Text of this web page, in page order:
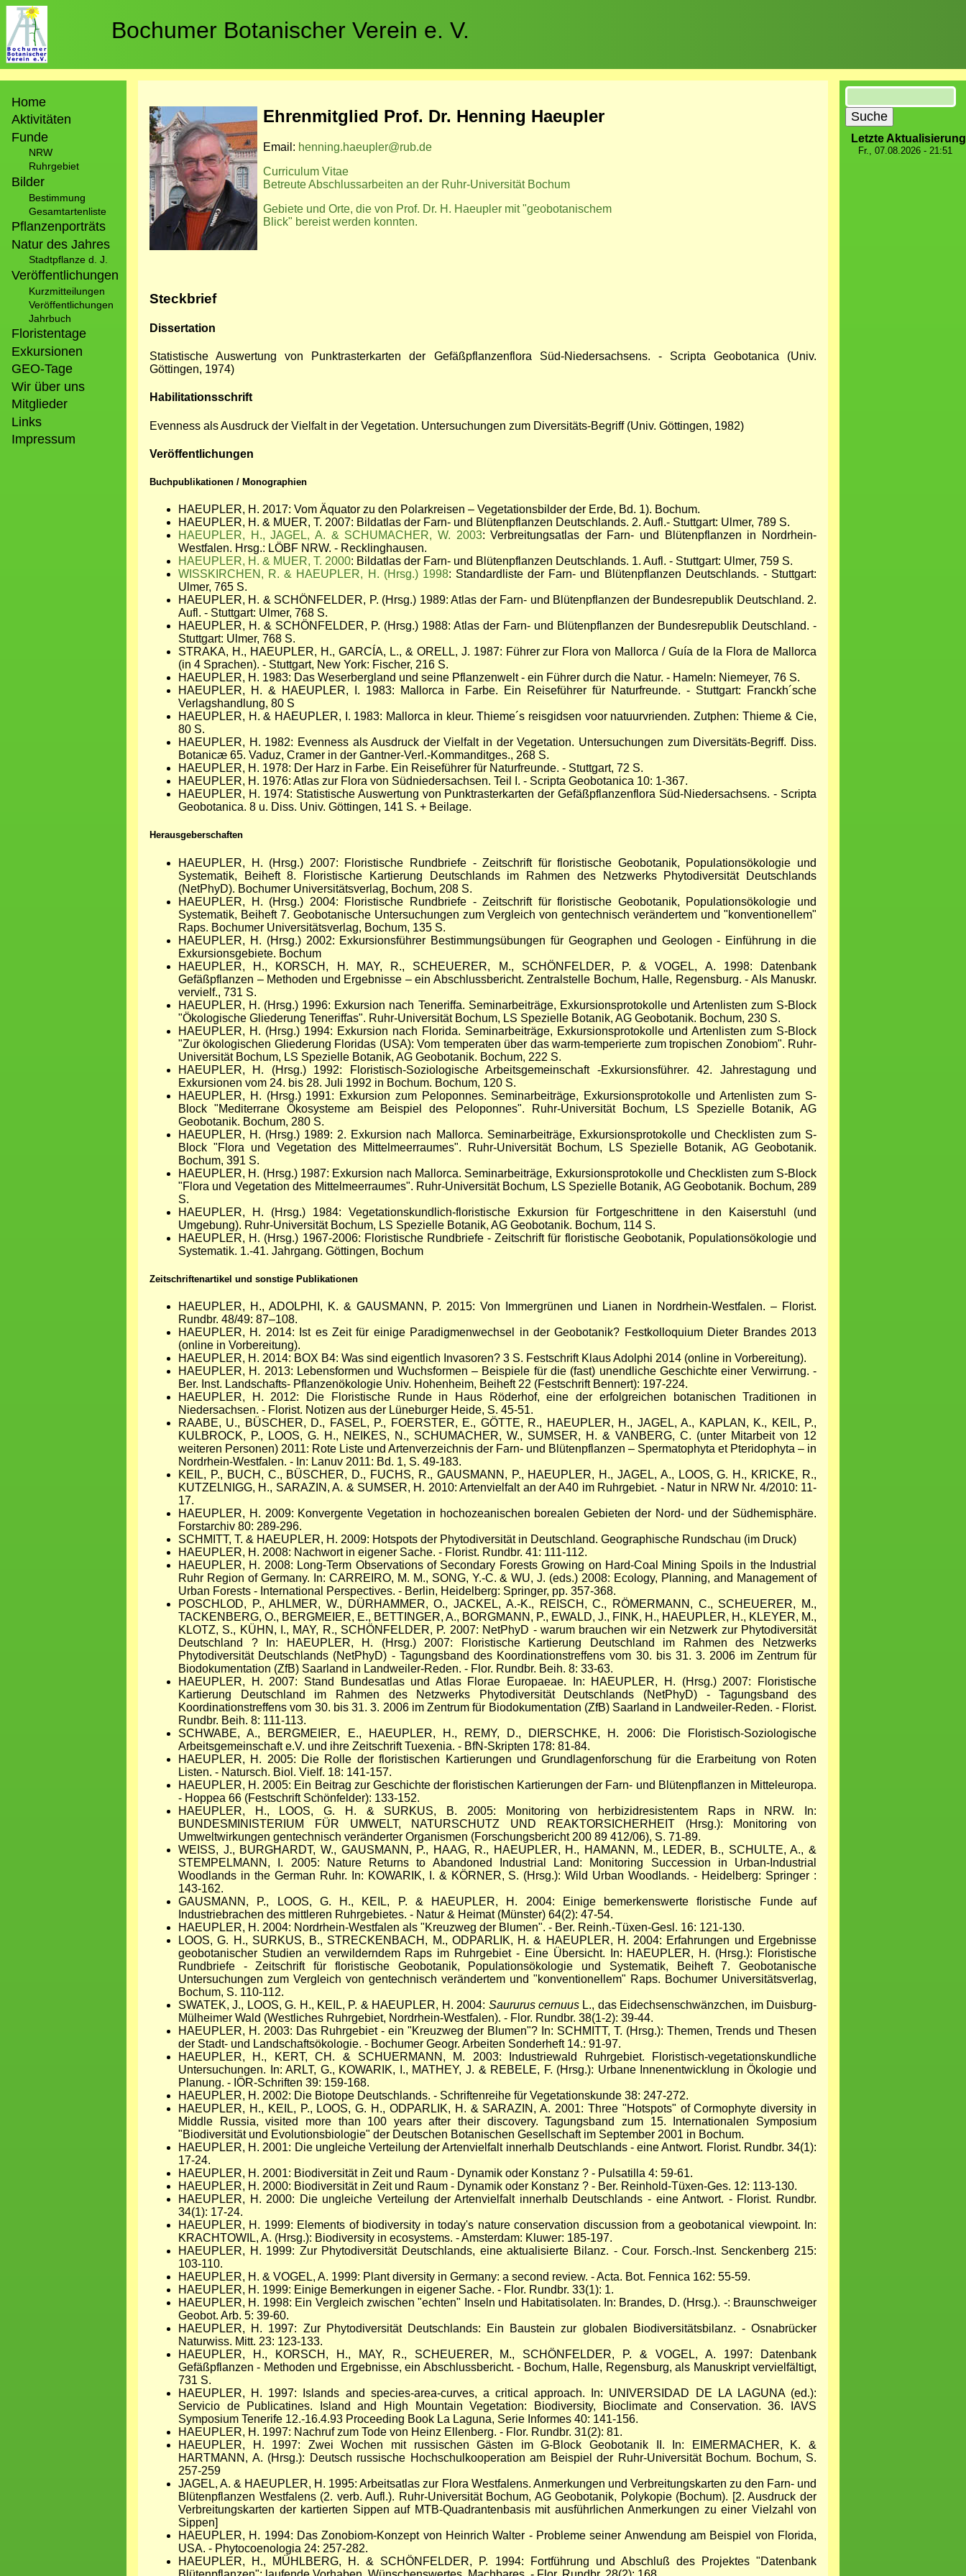
Direkt
zum
Inhalt
Bochumer Botanischer Verein e. V.
Home
Aktivitäten
Funde
NRW
Ruhrgebiet
Bilder
Bestimmung
Gesamtartenliste
Pflanzenporträts
Natur des Jahres
Stadtpflanze d. J.
Veröffentlichungen
Kurzmitteilungen
Veröffentlichungen
Jahrbuch
Floristentage
Exkursionen
GEO-Tage
Wir über uns
Mitglieder
Links
Impressum
Bild Ehrenmitglied Prof. Dr. Henning Haeupler
Email: henning.haeupler@rub.de
Curriculum Vitae
Betreute Abschlussarbeiten an der Ruhr-Universität Bochum
Gebiete und Orte, die von Prof. Dr. H. Haeupler mit "geobotanischem
Blick" bereist werden konnten.
Steckbrief
Dissertation
Statistische Auswertung von Punktrasterkarten der Gefäßpflanzenflora Süd-Niedersachsens. - Scripta Geobotanica (Univ.
Göttingen, 1974)
Habilitationsschrift
Evenness als Ausdruck der Vielfalt in der Vegetation. Untersuchungen zum Diversitäts-Begriff (Univ. Göttingen, 1982)
Veröffentlichungen
Buchpublikationen / Monographien
HAEUPLER, H. 2017: Vom Äquator zu den Polarkreisen – Vegetationsbilder der Erde, Bd. 1). Bochum.
HAEUPLER, H. & MUER, T. 2007: Bildatlas der Farn- und Blütenpflanzen Deutschlands. 2. Aufl.- Stuttgart: Ulmer, 789 S.
HAEUPLER, H., JAGEL, A. & SCHUMACHER, W. 2003: Verbreitungsatlas der Farn- und Blütenpflanzen in Nordrhein-
Westfalen. Hrsg.: LÖBF NRW. - Recklinghausen.
HAEUPLER, H. & MUER, T. 2000: Bildatlas der Farn- und Blütenpflanzen Deutschlands. 1. Aufl. - Stuttgart: Ulmer, 759 S.
WISSKIRCHEN, R. & HAEUPLER, H. (Hrsg.) 1998: Standardliste der Farn- und Blütenpflanzen Deutschlands. - Stuttgart:
Ulmer, 765 S.
HAEUPLER, H. & SCHÖNFELDER, P. (Hrsg.) 1989: Atlas der Farn- und Blütenpflanzen der Bundesrepublik Deutschland. 2.
Aufl. - Stuttgart: Ulmer, 768 S.
HAEUPLER, H. & SCHÖNFELDER, P. (Hrsg.) 1988: Atlas der Farn- und Blütenpflanzen der Bundesrepublik Deutschland. -
Stuttgart: Ulmer, 768 S.
STRAKA, H., HAEUPLER, H., GARCÍA, L., & ORELL, J. 1987: Führer zur Flora von Mallorca / Guía de la Flora de Mallorca
(in 4 Sprachen). - Stuttgart, New York: Fischer, 216 S.
HAEUPLER, H. 1983: Das Weserbergland und seine Pflanzenwelt - ein Führer durch die Natur. - Hameln: Niemeyer, 76 S.
HAEUPLER, H. & HAEUPLER, I. 1983: Mallorca in Farbe. Ein Reiseführer für Naturfreunde. - Stuttgart: Franckh´sche
Verlagshandlung, 80 S
HAEUPLER, H. & HAEUPLER, I. 1983: Mallorca in kleur. Thieme´s reisgidsen voor natuurvrienden. Zutphen: Thieme & Cie,
80 S.
HAEUPLER, H. 1982: Evenness als Ausdruck der Vielfalt in der Vegetation. Untersuchungen zum Diversitäts-Begriff. Diss.
Botanicæ 65. Vaduz, Cramer in der Gantner-Verl.-Kommanditges., 268 S.
HAEUPLER, H. 1978: Der Harz in Farbe. Ein Reiseführer für Naturfreunde. - Stuttgart, 72 S.
HAEUPLER, H. 1976: Atlas zur Flora von Südniedersachsen. Teil I. - Scripta Geobotanica 10: 1-367.
HAEUPLER, H. 1974: Statistische Auswertung von Punktrasterkarten der Gefäßpflanzenflora Süd-Niedersachsens. - Scripta
Geobotanica. 8 u. Diss. Univ. Göttingen, 141 S. + Beilage.
Herausgeberschaften
HAEUPLER, H. (Hrsg.) 2007: Floristische Rundbriefe - Zeitschrift für floristische Geobotanik, Populationsökologie und
Systematik, Beiheft 8. Floristische Kartierung Deutschlands im Rahmen des Netzwerks Phytodiversität Deutschlands
(NetPhyD). Bochumer Universitätsverlag, Bochum, 208 S.
HAEUPLER, H. (Hrsg.) 2004: Floristische Rundbriefe - Zeitschrift für floristische Geobotanik, Populationsökologie und
Systematik, Beiheft 7. Geobotanische Untersuchungen zum Vergleich von gentechnisch verändertem und "konventionellem"
Raps. Bochumer Universitätsverlag, Bochum, 135 S.
HAEUPLER, H. (Hrsg.) 2002: Exkursionsführer Bestimmungsübungen für Geographen und Geologen - Einführung in die
Exkursionsgebiete. Bochum
HAEUPLER, H., KORSCH, H. MAY, R., SCHEUERER, M., SCHÖNFELDER, P. & VOGEL, A. 1998: Datenbank
Gefäßpflanzen – Methoden und Ergebnisse – ein Abschlussbericht. Zentralstelle Bochum, Halle, Regensburg. - Als Manuskr.
vervielf., 731 S.
HAEUPLER, H. (Hrsg.) 1996: Exkursion nach Teneriffa. Seminarbeiträge, Exkursionsprotokolle und Artenlisten zum S-Block
"Ökologische Gliederung Teneriffas". Ruhr-Universität Bochum, LS Spezielle Botanik, AG Geobotanik. Bochum, 230 S.
HAEUPLER, H. (Hrsg.) 1994: Exkursion nach Florida. Seminarbeiträge, Exkursionsprotokolle und Artenlisten zum S-Block
"Zur ökologischen Gliederung Floridas (USA): Vom temperaten über das warm-temperierte zum tropischen Zonobiom". Ruhr-
Universität Bochum, LS Spezielle Botanik, AG Geobotanik. Bochum, 222 S.
HAEUPLER, H. (Hrsg.) 1992: Floristisch-Soziologische Arbeitsgemeinschaft -Exkursionsführer. 42. Jahrestagung und
Exkursionen vom 24. bis 28. Juli 1992 in Bochum. Bochum, 120 S.
HAEUPLER, H. (Hrsg.) 1991: Exkursion zum Peloponnes. Seminarbeiträge, Exkursionsprotokolle und Artenlisten zum S-
Block "Mediterrane Ökosysteme am Beispiel des Peloponnes". Ruhr-Universität Bochum, LS Spezielle Botanik, AG
Geobotanik. Bochum, 280 S.
HAEUPLER, H. (Hrsg.) 1989: 2. Exkursion nach Mallorca. Seminarbeiträge, Exkursionsprotokolle und Checklisten zum S-
Block "Flora und Vegetation des Mittelmeerraumes". Ruhr-Universität Bochum, LS Spezielle Botanik, AG Geobotanik.
Bochum, 391 S.
HAEUPLER, H. (Hrsg.) 1987: Exkursion nach Mallorca. Seminarbeiträge, Exkursionsprotokolle und Checklisten zum S-Block
"Flora und Vegetation des Mittelmeerraumes". Ruhr-Universität Bochum, LS Spezielle Botanik, AG Geobotanik. Bochum, 289
S.
HAEUPLER, H. (Hrsg.) 1984: Vegetationskundlich-floristische Exkursion für Fortgeschrittene in den Kaiserstuhl (und
Umgebung). Ruhr-Universität Bochum, LS Spezielle Botanik, AG Geobotanik. Bochum, 114 S.
HAEUPLER, H. (Hrsg.) 1967-2006: Floristische Rundbriefe - Zeitschrift für floristische Geobotanik, Populationsökologie und
Systematik. 1.-41. Jahrgang. Göttingen, Bochum
Zeitschriftenartikel und sonstige Publikationen
HAEUPLER, H., ADOLPHI, K. & GAUSMANN, P. 2015: Von Immergrünen und Lianen in Nordrhein-Westfalen. – Florist.
Rundbr. 48/49: 87–108.
HAEUPLER, H. 2014: Ist es Zeit für einige Paradigmenwechsel in der Geobotanik? Festkolloquium Dieter Brandes 2013
(online in Vorbereitung).
HAEUPLER, H. 2014: BOX B4: Was sind eigentlich Invasoren? 3 S. Festschrift Klaus Adolphi 2014 (online in Vorbereitung).
HAEUPLER, H. 2013: Lebensformen und Wuchsformen – Beispiele für die (fast) unendliche Geschichte einer Verwirrung. -
Ber. Inst. Landschafts- Pflanzenökologie Univ. Hohenheim, Beiheft 22 (Festschrift Bennert): 197-224.
HAEUPLER, H. 2012: Die Floristische Runde in Haus Röderhof, eine der erfolgreichen botanischen Traditionen in
Niedersachsen. - Florist. Notizen aus der Lüneburger Heide, S. 45-51.
RAABE, U., BÜSCHER, D., FASEL, P., FOERSTER, E., GÖTTE, R., HAEUPLER, H., JAGEL, A., KAPLAN, K., KEIL, P.,
KULBROCK, P., LOOS, G. H., NEIKES, N., SCHUMACHER, W., SUMSER, H. & VANBERG, C. (unter Mitarbeit von 12
weiteren Personen) 2011: Rote Liste und Artenverzeichnis der Farn- und Blütenpflanzen – Spermatophyta et Pteridophyta – in
Nordrhein-Westfalen. - In: Lanuv 2011: Bd. 1, S. 49-183.
KEIL, P., BUCH, C., BÜSCHER, D., FUCHS, R., GAUSMANN, P., HAEUPLER, H., JAGEL, A., LOOS, G. H., KRICKE, R.,
KUTZELNIGG, H., SARAZIN, A. & SUMSER, H. 2010: Artenvielfalt an der A40 im Ruhrgebiet. - Natur in NRW Nr. 4/2010: 11-
17.
HAEUPLER, H. 2009: Konvergente Vegetation in hochozeanischen borealen Gebieten der Nord- und der Südhemisphäre.
Forstarchiv 80: 289-296.
SCHMITT, T. & HAEUPLER, H. 2009: Hotspots der Phytodiversität in Deutschland. Geographische Rundschau (im Druck)
HAEUPLER, H. 2008: Nachwort in eigener Sache. - Florist. Rundbr. 41: 111-112.
HAEUPLER, H. 2008: Long-Term Observations of Secondary Forests Growing on Hard-Coal Mining Spoils in the Industrial
Ruhr Region of Germany. In: CARREIRO, M. M., SONG, Y.-C. & WU, J. (eds.) 2008: Ecology, Planning, and Management of
Urban Forests - International Perspectives. - Berlin, Heidelberg: Springer, pp. 357-368.
POSCHLOD, P., AHLMER, W., DÜRHAMMER, O., JACKEL, A.-K., REISCH, C., RÖMERMANN, C., SCHEUERER, M.,
TACKENBERG, O., BERGMEIER, E., BETTINGER, A., BORGMANN, P., EWALD, J., FINK, H., HAEUPLER, H., KLEYER, M.,
KLOTZ, S., KÜHN, I., MAY, R., SCHÖNFELDER, P. 2007: NetPhyD - warum brauchen wir ein Netzwerk zur Phytodiversität
Deutschland ? In: HAEUPLER, H. (Hrsg.) 2007: Floristische Kartierung Deutschland im Rahmen des Netzwerks
Phytodiversität Deutschlands (NetPhyD) - Tagungsband des Koordinationstreffens vom 30. bis 31. 3. 2006 im Zentrum für
Biodokumentation (ZfB) Saarland in Landweiler-Reden. - Flor. Rundbr. Beih. 8: 33-63.
HAEUPLER, H. 2007: Stand Bundesatlas und Atlas Florae Europaeae. In: HAEUPLER, H. (Hrsg.) 2007: Floristische
Kartierung Deutschland im Rahmen des Netzwerks Phytodiversität Deutschlands (NetPhyD) - Tagungsband des
Koordinationstreffens vom 30. bis 31. 3. 2006 im Zentrum für Biodokumentation (ZfB) Saarland in Landweiler-Reden. - Florist.
Rundbr. Beih. 8: 111-113.
SCHWABE, A., BERGMEIER, E., HAEUPLER, H., REMY, D., DIERSCHKE, H. 2006: Die Floristisch-Soziologische
Arbeitsgemeinschaft e.V. und ihre Zeitschrift Tuexenia. - BfN-Skripten 178: 81-84.
HAEUPLER, H. 2005: Die Rolle der floristischen Kartierungen und Grundlagenforschung für die Erarbeitung von Roten
Listen. - Natursch. Biol. Vielf. 18: 141-157.
HAEUPLER, H. 2005: Ein Beitrag zur Geschichte der floristischen Kartierungen der Farn- und Blütenpflanzen in Mitteleuropa.
- Hoppea 66 (Festschrift Schönfelder): 133-152.
HAEUPLER, H., LOOS, G. H. & SURKUS, B. 2005: Monitoring von herbizidresistentem Raps in NRW. In:
BUNDESMINISTERIUM FÜR UMWELT, NATURSCHUTZ UND REAKTORSICHERHEIT (Hrsg.): Monitoring von
Umweltwirkungen gentechnisch veränderter Organismen (Forschungsbericht 200 89 412/06), S. 71-89.
WEISS, J., BURGHARDT, W., GAUSMANN, P., HAAG, R., HAEUPLER, H., HAMANN, M., LEDER, B., SCHULTE, A., &
STEMPELMANN, I. 2005: Nature Returns to Abandoned Industrial Land: Monitoring Succession in Urban-Industrial
Woodlands in the German Ruhr. In: KOWARIK, I. & KÖRNER, S. (Hrsg.): Wild Urban Woodlands. - Heidelberg: Springer :
143-162.
GAUSMANN, P., LOOS, G. H., KEIL, P. & HAEUPLER, H. 2004: Einige bemerkenswerte floristische Funde auf
Industriebrachen des mittleren Ruhrgebietes. - Natur & Heimat (Münster) 64(2): 47-54.
HAEUPLER, H. 2004: Nordrhein-Westfalen als "Kreuzweg der Blumen". - Ber. Reinh.-Tüxen-Gesl. 16: 121-130.
LOOS, G. H., SURKUS, B., STRECKENBACH, M., ODPARLIK, H. & HAEUPLER, H. 2004: Erfahrungen und Ergebnisse
geobotanischer Studien an verwilderndem Raps im Ruhrgebiet - Eine Übersicht. In: HAEUPLER, H. (Hrsg.): Floristische
Rundbriefe - Zeitschrift für floristische Geobotanik, Populationsökologie und Systematik, Beiheft 7. Geobotanische
Untersuchungen zum Vergleich von gentechnisch verändertem und "konventionellem" Raps. Bochumer Universitätsverlag,
Bochum, S. 110-112.
SWATEK, J., LOOS, G. H., KEIL, P. & HAEUPLER, H. 2004: Saururus cernuus L., das Eidechsenschwänzchen, im Duisburg-
Mülheimer Wald (Westliches Ruhrgebiet, Nordrhein-Westfalen). - Flor. Rundbr. 38(1-2): 39-44.
HAEUPLER, H. 2003: Das Ruhrgebiet - ein "Kreuzweg der Blumen"? In: SCHMITT, T. (Hrsg.): Themen, Trends und Thesen
der Stadt- und Landschaftsökologie. - Bochumer Geogr. Arbeiten Sonderheft 14.: 91-97.
HAEUPLER, H., KERT, CH. & SCHUERMANN, M. 2003: Industriewald Ruhrgebiet. Floristisch-vegetationskundliche
Untersuchungen. In: ARLT, G., KOWARIK, I., MATHEY, J. & REBELE, F. (Hrsg.): Urbane Innenentwicklung in Ökologie und
Planung. - IÖR-Schriften 39: 159-168.
HAEUPLER, H. 2002: Die Biotope Deutschlands. - Schriftenreihe für Vegetationskunde 38: 247-272.
HAEUPLER, H., KEIL, P., LOOS, G. H., ODPARLIK, H. & SARAZIN, A. 2001: Three "Hotspots" of Cormophyte diversity in
Middle Russia, visited more than 100 years after their discovery. Tagungsband zum 15. Internationalen Symposium
"Biodiversität und Evolutionsbiologie" der Deutschen Botanischen Gesellschaft im September 2001 in Bochum.
HAEUPLER, H. 2001: Die ungleiche Verteilung der Artenvielfalt innerhalb Deutschlands - eine Antwort. Florist. Rundbr. 34(1):
17-24.
HAEUPLER, H. 2001: Biodiversität in Zeit und Raum - Dynamik oder Konstanz ? - Pulsatilla 4: 59-61.
HAEUPLER, H. 2000: Biodiversität in Zeit und Raum - Dynamik oder Konstanz ? - Ber. Reinhold-Tüxen-Ges. 12: 113-130.
HAEUPLER, H. 2000: Die ungleiche Verteilung der Artenvielfalt innerhalb Deutschlands - eine Antwort. - Florist. Rundbr.
34(1): 17-24.
HAEUPLER, H. 1999: Elements of biodiversity in today's nature conservation discussion from a geobotanical viewpoint. In:
KRACHTOWIL, A. (Hrsg.): Biodiversity in ecosystems. - Amsterdam: Kluwer: 185-197.
HAEUPLER, H. 1999: Zur Phytodiversität Deutschlands, eine aktualisierte Bilanz. - Cour. Forsch.-Inst. Senckenberg 215:
103-110.
HAEUPLER, H. & VOGEL, A. 1999: Plant diversity in Germany: a second review. - Acta. Bot. Fennica 162: 55-59.
HAEUPLER, H. 1999: Einige Bemerkungen in eigener Sache. - Flor. Rundbr. 33(1): 1.
HAEUPLER, H. 1998: Ein Vergleich zwischen "echten" Inseln und Habitatisolaten. In: Brandes, D. (Hrsg.). -: Braunschweiger
Geobot. Arb. 5: 39-60.
HAEUPLER, H. 1997: Zur Phytodiversität Deutschlands: Ein Baustein zur globalen Biodiversitätsbilanz. - Osnabrücker
Naturwiss. Mitt. 23: 123-133.
HAEUPLER, H., KORSCH, H., MAY, R., SCHEUERER, M., SCHÖNFELDER, P. & VOGEL, A. 1997: Datenbank
Gefäßpflanzen - Methoden und Ergebnisse, ein Abschlussbericht. - Bochum, Halle, Regensburg, als Manuskript vervielfältigt,
731 S.
HAEUPLER, H. 1997: Islands and species-area-curves, a critical approach. In: UNIVERSIDAD DE LA LAGUNA (ed.):
Servicio de Publicatines. Island and High Mountain Vegetation: Biodiversity, Bioclimate and Conservation. 36. IAVS
Symposium Tenerife 12.-16.4.93 Proceeding Book La Laguna, Serie Informes 40: 141-156.
HAEUPLER, H. 1997: Nachruf zum Tode von Heinz Ellenberg. - Flor. Rundbr. 31(2): 81.
HAEUPLER, H. 1997: Zwei Wochen mit russischen Gästen im G-Block Geobotanik II. In: EIMERMACHER, K. &
HARTMANN, A. (Hrsg.): Deutsch russische Hochschulkooperation am Beispiel der Ruhr-Universität Bochum. Bochum, S.
257-259
JAGEL, A. & HAEUPLER, H. 1995: Arbeitsatlas zur Flora Westfalens. Anmerkungen und Verbreitungskarten zu den Farn- und
Blütenpflanzen Westfalens (2. verb. Aufl.). Ruhr-Universität Bochum, AG Geobotanik, Polykopie (Bochum). [2. Ausdruck der
Verbreitungskarten der kartierten Sippen auf MTB-Quadrantenbasis mit ausführlichen Anmerkungen zu einer Vielzahl von
Sippen]
HAEUPLER, H. 1994: Das Zonobiom-Konzept von Heinrich Walter - Probleme seiner Anwendung am Beispiel von Florida,
USA. - Phytocoenologia 24: 257-282.
HAEUPLER, H., MÜHLBERG, H. & SCHÖNFELDER, P. 1994: Fortführung und Abschluß des Projektes "Datenbank
Suche
Letzte Aktualisierung
Fr., 07.08.2026 - 21:51